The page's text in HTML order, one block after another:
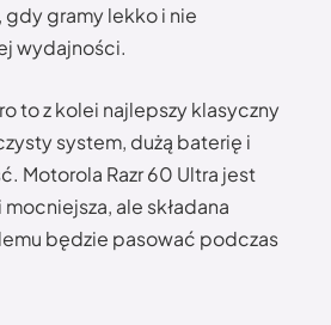
gramy lekko i nie
wydajności.
to z kolei najlepszy klasyczny
system, dużą baterię i
Motorola Razr 60 Ultra jest
ale składana
będzie pasować podczas